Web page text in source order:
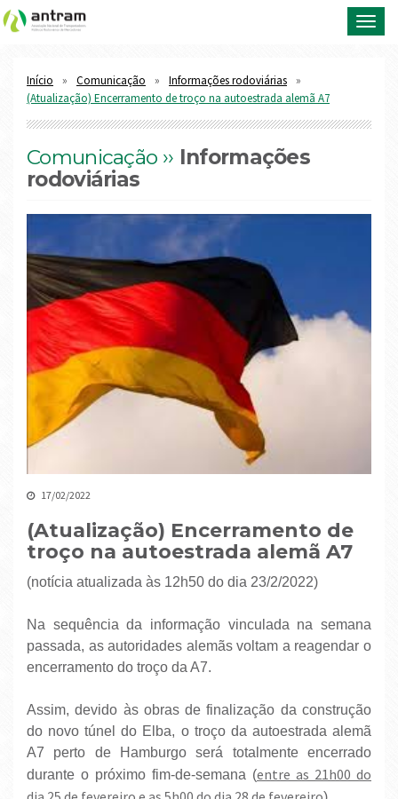
Início Comunicação
Informações rodoviárias
(Atualização) Encerramento de troço na autoestrada alemã A7
Comunicação ›› Informações
rodoviárias
17/02/2022
(Atualização) Encerramento de
troço na autoestrada alemã A7
(notícia atualizada às 12h50 do dia 23/2/2022)
Na sequência da informação vinculada na semana
passada, as autoridades alemãs voltam a reagendar o
encerramento do troço da A7.
Assim, devido às obras de finalização da construção
do novo túnel do Elba, o troço da autoestrada alemã
A7 perto de Hamburgo será totalmente encerrado
durante o próximo fim-de-semana (entre as 21h00 do